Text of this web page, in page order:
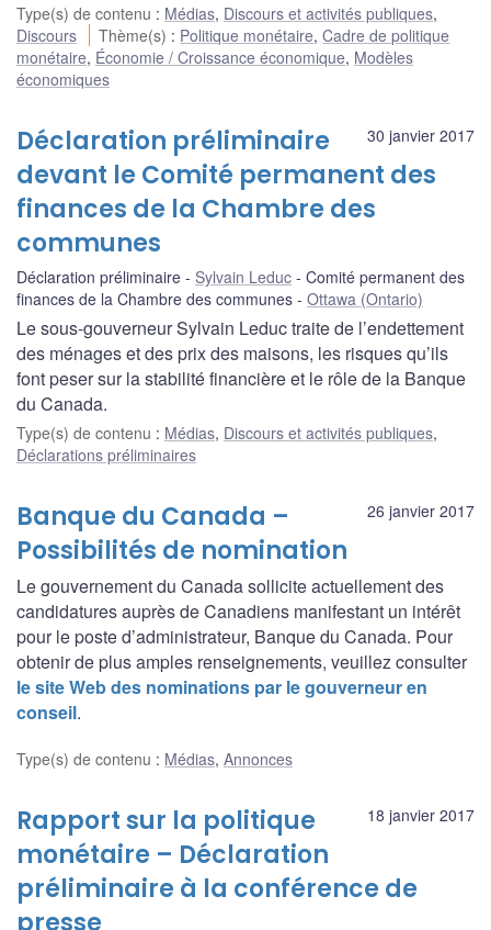
Type(s) de contenu : Médias, Discours et activités publiques,
Discours
Thème(s) : Politique monétaire,Cadre de politique
monétaire, Économie / Croissance économique, Modèles
économiques
30 janvier 2017
Déclaration préliminaire
devant le Comité permanent des
finances de la Chambre des
communes
Déclaration préliminaire Sylvain Leduc
Comité permanent des
finances de la Chambre des communes
Ottawa (Ontario)
Le sous-gouverneur Sylvain Leduc traite de l’endettement
des ménages et des prix des maisons, les risques qu’ils
font peser sur la stabilité financière et le rôle de la Banque
du Canada.
Type(s) de contenu : Médias, Discours et activités publiques,
Déclarations préliminaires
26 janvier 2017
Banque du Canada –
Possibilités de nomination
Le gouvernement du Canada sollicite actuellement des
candidatures auprès de Canadiens manifestant un intérêt
pour le poste d’administrateur, Banque du Canada. Pour
obtenir de plus amples renseignements, veuillez consulter
le site Web des nominations par le gouverneur en
conseil.
Type(s) de contenu : Médias, Annonces
18 janvier 2017
Rapport sur la politique
monétaire – Déclaration
préliminaire à la conférence de
presse